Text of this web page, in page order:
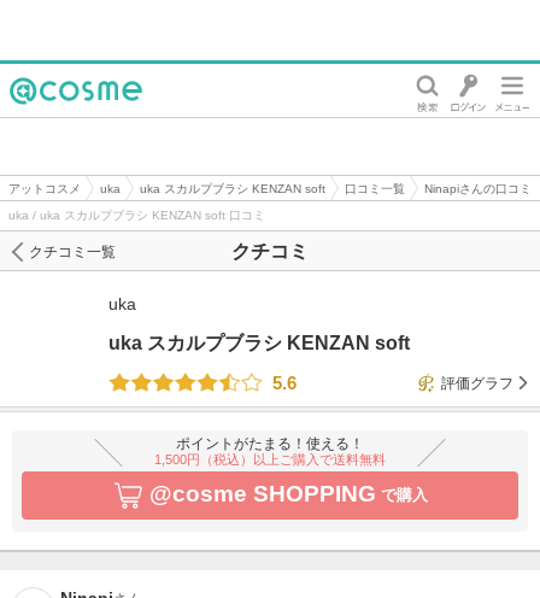
アットコスメ uka uka スカルプブラシ KENZAN soft 口コミ一覧
Ninapiさんの口コミ
uka / uka スカルプブラシ KENZAN soft 口コミ
クチコミ
クチコミ一覧
uka
uka スカルプブラシ KENZAN soft
5.6
評価グラフ
ポイントがたまる！使える！
1,500円（税込）以上ご購入で送料無料
@cosme SHOPPING で購入